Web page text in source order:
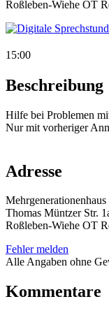
Roßleben-Wiehe OT
15:00
Beschreibung
Hilfe bei Problemen
Nur mit vorheriger
Adresse
Thomas Müntzer Str.
Roßleben-Wiehe OT
Fehler melden
Alle Angaben ohne
Kommentare